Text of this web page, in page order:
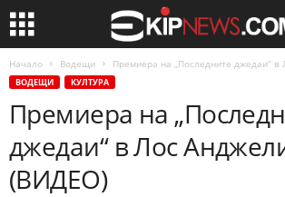
Начало Водещи Премиера на „Последните джедаи“
ВОДЕЩИ КУЛТУРА
Премиера на
джедаи“ в Лос
(ВИДЕО)